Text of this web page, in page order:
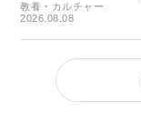
教養・カルチャー
2026.08.08